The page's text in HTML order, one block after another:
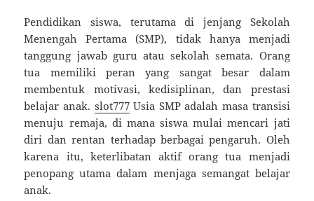
Pendidikan siswa, terutama di jenjang Sekolah
Menengah Pertama (SMP), tidak hanya menjadi
tanggung jawab guru atau sekolah semata. Orang
tua memiliki peran yang sangat besar dalam
membentuk motivasi, kedisiplinan, dan prestasi
belajar anak. slot777Usia SMP adalah masa transisi
menuju remaja, di mana siswa mulai mencari jati
diri dan rentan terhadap berbagai pengaruh. Oleh
karena itu, keterlibatan aktif orang tua menjadi
penopang utama dalam menjaga semangat belajar
anak.